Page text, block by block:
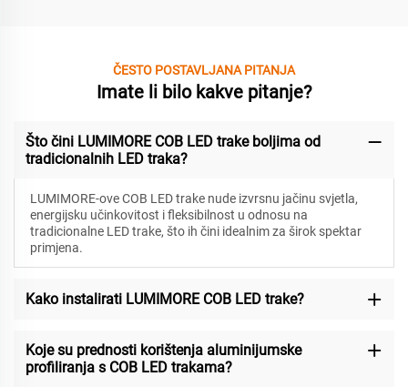
ČESTO POSTAVLJANA PITANJA
Imate li bilo kakve pitanje?
Što čini LUMIMORE COB LED trake boljima od
tradicionalnih LED traka?
LUMIMORE-ove COB LED trake nude izvrsnu jačinu svjetla,
energijsku učinkovitost i fleksibilnost u odnosu na
tradicionalne LED trake, što ih čini idealnim za širok spektar
primjena.
Kako instalirati LUMIMORE COB LED trake?
Koje su prednosti korištenja aluminijumske
profiliranja s COB LED trakama?